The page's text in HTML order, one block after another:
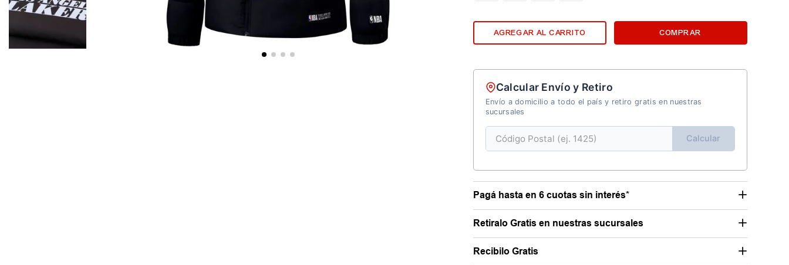
AGREGAR AL CARRITO COMPRAR
Calcular Envío y Retiro
Envío a domicilio a todo el país y retiro gratis en nuestras
sucursales
Calcular
Pagá hasta en 6 cuotas sin interés*
Retiralo Gratis en nuestras sucursales
Recibilo Gratis